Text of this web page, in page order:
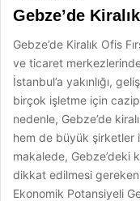
Gebze’de
Gebze’de Kiralık Ofis
ve ticaret
İstanbul’a yakınlığı,
birçok işletme için
nedenle, Gebze’de
hem de büyük şirketler
makalede, Gebze’deki
dikkat edilmesi gereken
Ekonomik Potansiyeli